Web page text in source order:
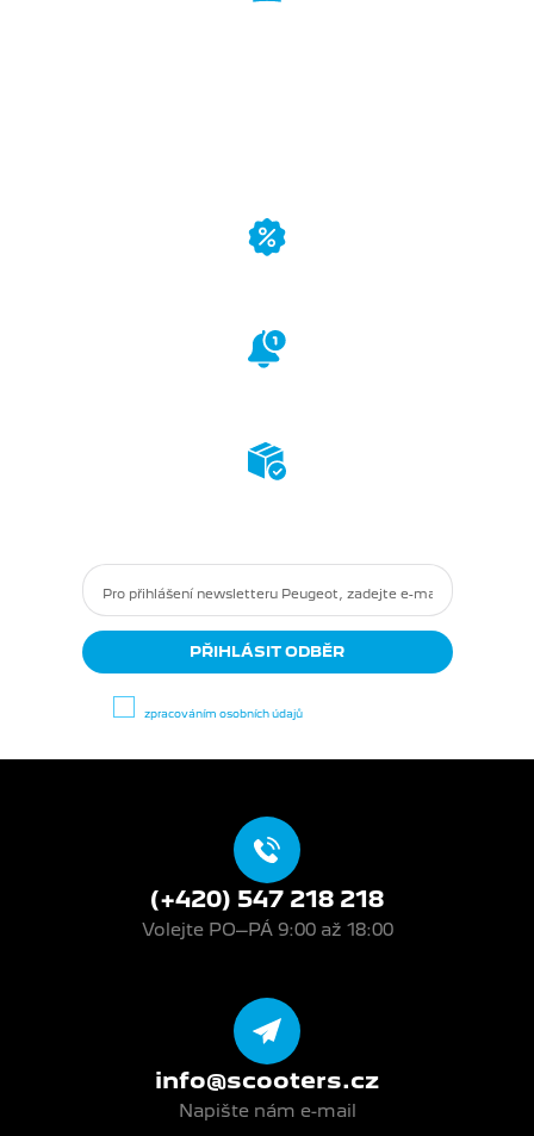
zpracováním osobních údajů
(+420) 547 218 218
Volejte PO–PÁ 9:00 až 18:00
info@scooters.cz
Napište nám e-mail